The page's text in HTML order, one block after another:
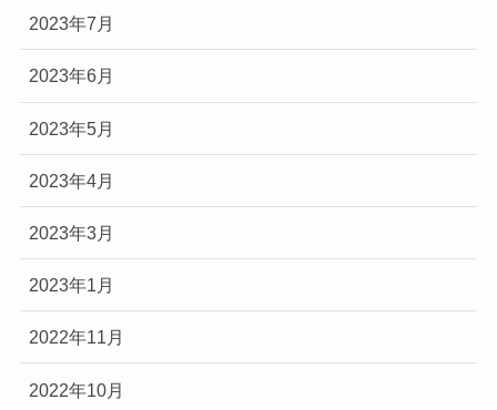
2023年7月
2023年6月
2023年5月
2023年4月
2023年3月
2023年1月
2022年11月
2022年10月